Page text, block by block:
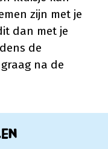
zijn met je
dan met je
de
na de